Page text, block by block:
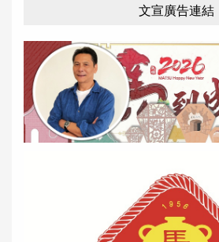
文宣廣告連結